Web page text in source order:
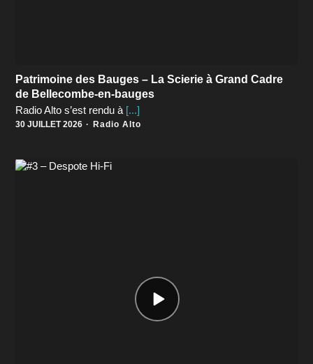
Patrimoine des Bauges – La Scierie à Grand Cadre
de Bellecombe-en-bauges
Radio Alto s’est rendu à [...]
30 JUILLET 2026 Radio Alto
Episode
play
icon